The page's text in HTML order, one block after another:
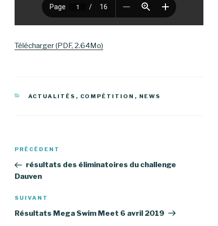
Télécharger (PDF, 2.64Mo)
CATÉGORIES
ACTUALITÉS , COMPÉTITION , NEWS
Navigation
l’article
Article
précédent
PRÉCÉDENT
résultats des éliminatoires du challenge
Dauven
Article
suivant
SUIVANT
Résultats Mega Swim Meet 6 avril 2019